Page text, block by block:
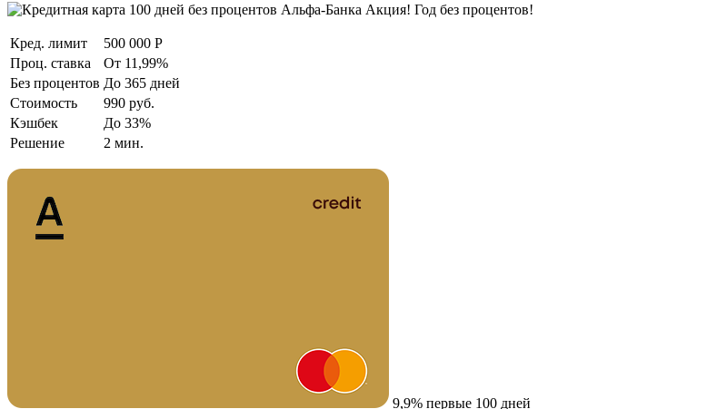
Акция! Год без процентов!
Кред. лимит
500 000 Р
Проц. ставка
От 11,99%
Без процентов До 365 дней
Стоимость
990 руб.
Кэшбек
До 33%
Решение
2 мин.
9,9% первые 100 дней